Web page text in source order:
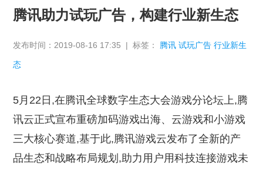
腾讯助力试玩广告，构建行业新生态
发布时间：2019-08-16 17:35 | 标签： 腾讯 试玩广告 行业新生
态
5月22日,在腾讯全球数字生态大会游戏分论坛上,腾
讯云正式宣布重磅加码游戏出海、云游戏和小游戏
三大核心赛道,基于此,腾讯游戏云发布了全新的产
品生态和战略布局规划,助力用户用科技连接游戏未